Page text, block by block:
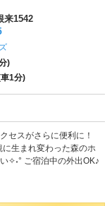
来1542
)
1分)
セスがさらに便利に！
生まれ変わった森のホ
✧˖° ご宿泊中の外出OK♪